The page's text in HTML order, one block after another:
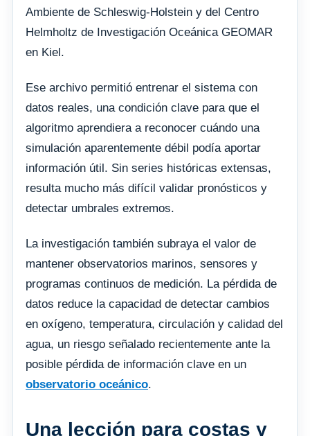
Ambiente de Schleswig-Holstein y del Centro
Helmholtz de Investigación Oceánica GEOMAR
en Kiel.
Ese archivo permitió entrenar el sistema con
datos reales, una condición clave para que el
algoritmo aprendiera a reconocer cuándo una
simulación aparentemente débil podía aportar
información útil. Sin series históricas extensas,
resulta mucho más difícil validar pronósticos y
detectar umbrales extremos.
La investigación también subraya el valor de
mantener observatorios marinos, sensores y
programas continuos de medición. La pérdida de
datos reduce la capacidad de detectar cambios
en oxígeno, temperatura, circulación y calidad del
agua, un riesgo señalado recientemente ante la
posible pérdida de información clave en un
observatorio oceánico.
Una lección para costas y